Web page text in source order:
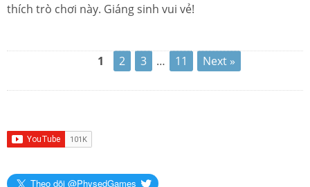
thích trò chơi này. Giáng sinh vui vẻ!
1 2 3 … 11 Next »
Theo dõi @PhysedGames